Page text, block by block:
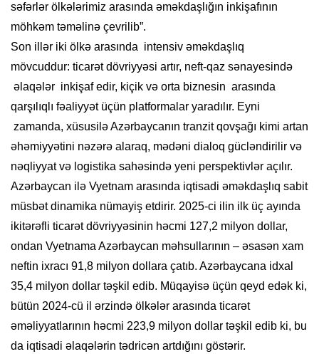
səfərlər ölkələrimiz arasında əməkdaşlığın inkişafının
möhkəm təməlinə çevrilib”.
Son illər iki ölkə arasında intensiv əməkdaşlıq
mövcuddur: ticarət dövriyyəsi artır, neft-qaz sənayesində
əlaqələr inkişaf edir, kiçik və orta biznesin arasında
qarşılıqlı fəaliyyət üçün platformalar yaradılır. Eyni
zamanda, xüsusilə Azərbaycanın tranzit qovşağı kimi artan
əhəmiyyətini nəzərə alaraq, mədəni dialoq gücləndirilir və
nəqliyyat və logistika sahəsində yeni perspektivlər açılır.
Azərbaycan ilə Vyetnam arasında iqtisadi əməkdaşlıq sabit
müsbət dinamika nümayiş etdirir. 2025-ci ilin ilk üç ayında
ikitərəfli ticarət dövriyyəsinin həcmi 127,2 milyon dollar,
ondan Vyetnama Azərbaycan məhsullarının – əsasən xam
neftin ixracı 91,8 milyon dollara çatıb. Azərbaycana idxal
35,4 milyon dollar təşkil edib. Müqayisə üçün qeyd edək ki,
bütün 2024-cü il ərzində ölkələr arasında ticarət
əməliyyatlarının həcmi 223,9 milyon dollar təşkil edib ki, bu
da iqtisadi əlaqələrin tədricən artdığını göstərir.